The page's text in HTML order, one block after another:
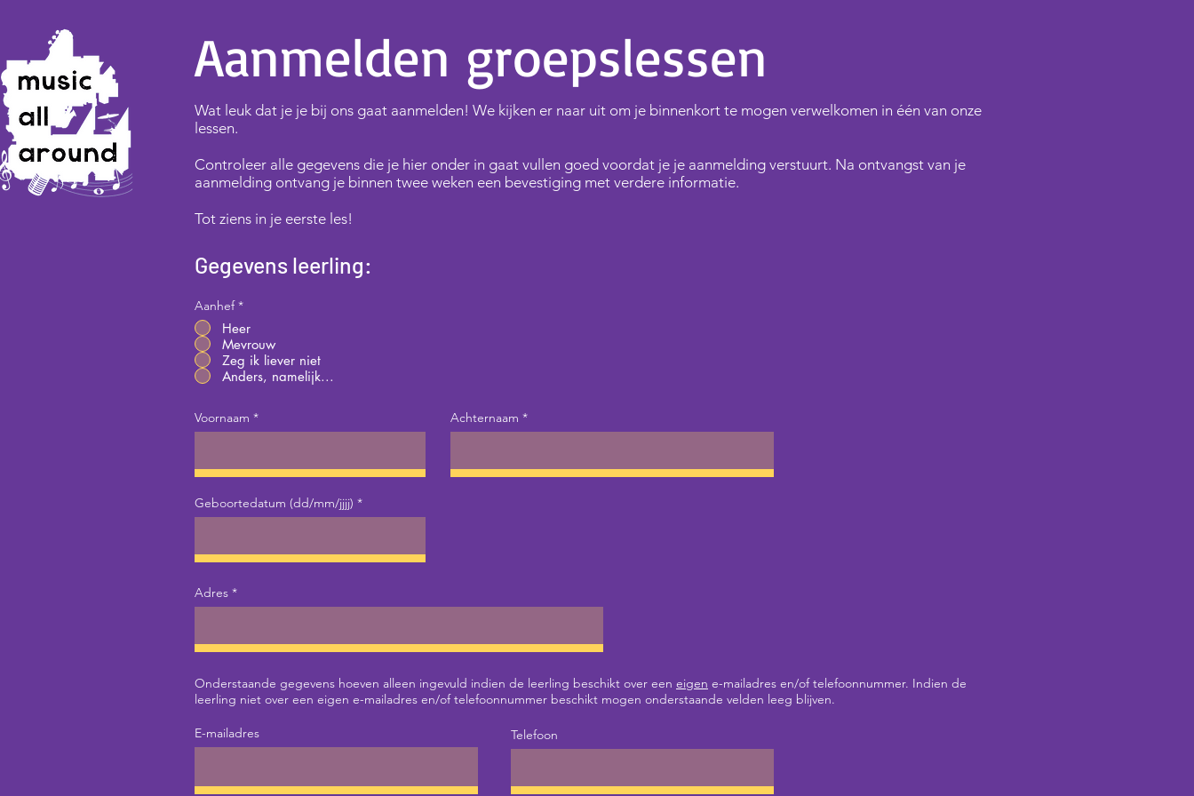
Aanmelden groepslessen
Wat leuk dat je je bij ons gaat aanmelden! We kijken er naar uit om je binnenkort te mogen verwelkomen in één van onze
lessen.
Controleer alle gegevens die je hier onder in gaat vullen goed voordat je je aanmelding verstuurt. Na ontvangst van je
aanmelding ontvang je binnen twee weken een bevestiging met verdere informatie.
Tot ziens in je eerste les!
Gegevens leerling:
Aanhef *
Heer
Mevrouw
Zeg ik liever niet
Anders, namelijk...
Voornaam Achternaam
Geboortedatum (dd/mm/jjjj)
Adres
Onderstaande gegevens hoeven alleen ingevuld indien de leerling beschikt over een eigen e-mailadres en/of telefoonnummer. Indien de
leerling niet over een eigen e-mailadres en/of telefoonnummer beschikt mogen onderstaande velden leeg blijven.
E-mailadres Telefoon